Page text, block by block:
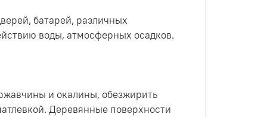
батарей, различных
воды, атмосферных осадков.
и окалины, обезжирить
Деревянные поверхности